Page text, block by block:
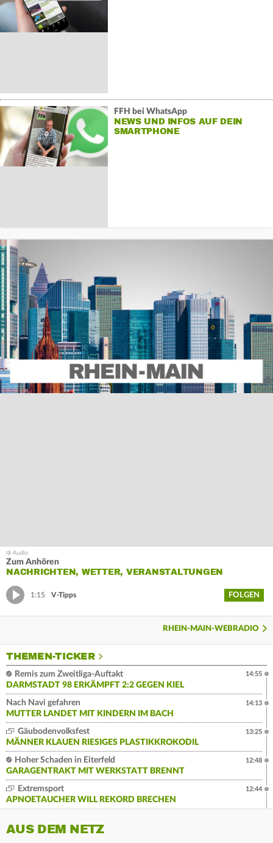
FFH bei WhatsApp
NEWS UND INFOS AUF DEIN
SMARTPHONE
Zum Anhören
NACHRICHTEN, WETTER, VERANSTALTUNGEN
1:15 V-Tipps FOLGEN
RHEIN-MAIN-WEBRADIO
THEMEN-TICKER
Remis zum Zweitliga-Auftakt
DARMSTADT 98 ERKÄMPFT 2:2 GEGEN KIEL
14:55
Nach Navi gefahren
MUTTER LANDET MIT KINDERN IM BACH
14:13
Gäubodenvolksfest
MÄNNER KLAUEN RIESIGES PLASTIKKROKODIL
13:25
Hoher Schaden in Eiterfeld
GARAGENTRAKT MIT WERKSTATT BRENNT
12:48
Extremsport
APNOETAUCHER WILL REKORD BRECHEN
12:44
AUS DEM NETZ